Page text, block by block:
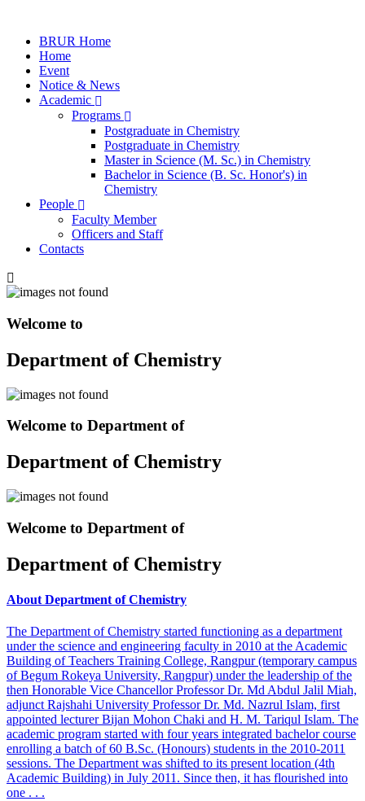
BRUR Home
Home
Event
Notice & News
Academic
Programs
Postgraduate in Chemistry
Postgraduate in Chemistry
Master in Science (M. Sc.) in Chemistry
Bachelor in Science (B. Sc. Honor's) in
Chemistry
People
Faculty Member
Officers and Staff
Contacts
Welcome to
Department of Chemistry
Welcome to Department of
Department of Chemistry
Welcome to Department of
Department of Chemistry
About Department of Chemistry
The Department of Chemistry started functioning as a department
under the science and engineering faculty in 2010 at the Academic
Building of Teachers Training College, Rangpur (temporary campus
of Begum Rokeya University, Rangpur) under the leadership of the
then Honorable Vice Chancellor Professor Dr. Md Abdul Jalil Miah,
adjunct Rajshahi University Professor Dr. Md. Nazrul Islam, first
appointed lecturer Bijan Mohon Chaki and H. M. Tariqul Islam. The
academic program started with four years integrated bachelor course
enrolling a batch of 60 B.Sc. (Honours) students in the 2010-2011
sessions. The Department was shifted to its present location (4th
Academic Building) in July 2011. Since then, it has flourished into
one . . .